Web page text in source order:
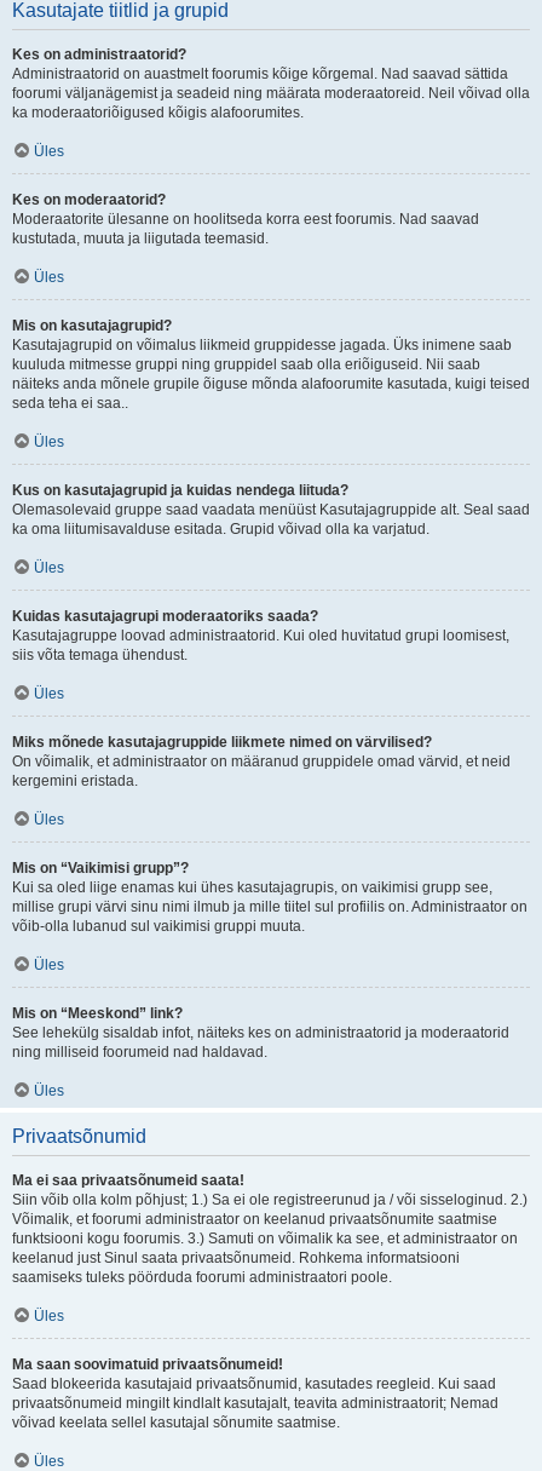
Kasutajate tiitlid ja grupid
Kes on administraatorid?
Administraatorid on auastmelt foorumis kõige kõrgemal. Nad saavad sättida
foorumi väljanägemist ja seadeid ning määrata moderaatoreid. Neil võivad olla
ka moderaatoriõigused kõigis alafoorumites.
Üles
Kes on moderaatorid?
Moderaatorite ülesanne on hoolitseda korra eest foorumis. Nad saavad
kustutada, muuta ja liigutada teemasid.
Üles
Mis on kasutajagrupid?
Kasutajagrupid on võimalus liikmeid gruppidesse jagada. Üks inimene saab
kuuluda mitmesse gruppi ning gruppidel saab olla eriõiguseid. Nii saab
näiteks anda mõnele grupile õiguse mõnda alafoorumite kasutada, kuigi teised
seda teha ei saa..
Üles
Kus on kasutajagrupid ja kuidas nendega liituda?
Olemasolevaid gruppe saad vaadata menüüst Kasutajagruppide alt. Seal saad
ka oma liitumisavalduse esitada. Grupid võivad olla ka varjatud.
Üles
Kuidas kasutajagrupi moderaatoriks saada?
Kasutajagruppe loovad administraatorid. Kui oled huvitatud grupi loomisest,
siis võta temaga ühendust.
Üles
Miks mõnede kasutajagruppide liikmete nimed on värvilised?
On võimalik, et administraator on määranud gruppidele omad värvid, et neid
kergemini eristada.
Üles
Mis on “Vaikimisi grupp”?
Kui sa oled liige enamas kui ühes kasutajagrupis, on vaikimisi grupp see,
millise grupi värvi sinu nimi ilmub ja mille tiitel sul profiilis on. Administraator on
võib-olla lubanud sul vaikimisi gruppi muuta.
Üles
Mis on “Meeskond” link?
See lehekülg sisaldab infot, näiteks kes on administraatorid ja moderaatorid
ning milliseid foorumeid nad haldavad.
Üles
Privaatsõnumid
Ma ei saa privaatsõnumeid saata!
Siin võib olla kolm põhjust; 1.) Sa ei ole registreerunud ja / või sisseloginud. 2.)
Võimalik, et foorumi administraator on keelanud privaatsõnumite saatmise
funktsiooni kogu foorumis. 3.) Samuti on võimalik ka see, et administraator on
keelanud just Sinul saata privaatsõnumeid. Rohkema informatsiooni
saamiseks tuleks pöörduda foorumi administraatori poole.
Üles
Ma saan soovimatuid privaatsõnumeid!
Saad blokeerida kasutajaid privaatsõnumid, kasutades reegleid. Kui saad
privaatsõnumeid mingilt kindlalt kasutajalt, teavita administraatorit; Nemad
võivad keelata sellel kasutajal sõnumite saatmise.
Üles